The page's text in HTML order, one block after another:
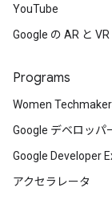
YouTube
Google の AR と VR
Programs
Women
Google デベロッパ
Google Developer
アクセラレータ